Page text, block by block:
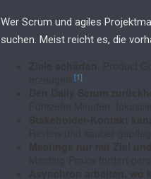
Wer Scrum und agiles
suchen. Meist reicht es, die
erzeugen.[1]
Fünfzehn Minuten,
Review und sauber
Meeting-Praxis fordert